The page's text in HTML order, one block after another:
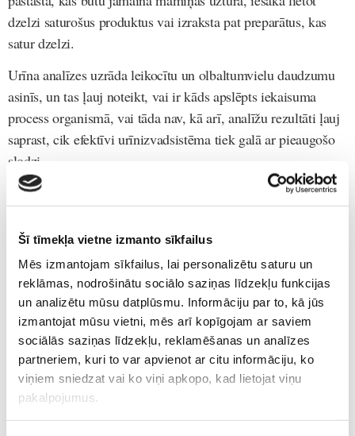
Šī tīmekļa vietne izmanto sīkfailus
Mēs izmantojam sīkfailus, lai personalizētu saturu un
reklāmas, nodrošinātu sociālo saziņas līdzekļu funkcijas
un analizētu mūsu datplūsmu. Informāciju par to, kā jūs
izmantojat mūsu vietni, mēs arī kopīgojam ar saviem
sociālās saziņas līdzekļu, reklamēšanas un analīzes
partneriem, kuri to var apvienot ar citu informāciju, ko
viņiem sniedzat vai ko viņi apkopo, kad lietojat viņu
pakalpojumus.
dzelzi saturošus produktus vai izraksta pat preparātus, kas
satur dzelzi.
Urīna analīzes uzrāda leikocītu un olbaltumvielu daudzumu
asinīs, un tas ļauj noteikt, vai ir kāds apslēpts iekaisuma
process organismā, vai tāda nav, kā arī, analīžu rezultāti ļauj
saprast, cik efektīvi urīnizvadsistēma tiek galā ar pieaugošo
slodzi.
Padomi
Vārdiņa izvēle
Daudzas māmiņas un tēti iedomājas par gaidāmā bērniņa
vārdu, tiklīdz uzzina par grūtniecību, savukārt citi atliek
vārdiņa izvēli uz pašām grūtniecības beigām. Lai arī kad
tu sāktu domāt par mazuļa vārdiņu, pat, ja tas ir pēc viņa
nākšanas pasaulē, pret vārdiņa izvēli jāattiecas atbildīgi
un nopietni!
Katram vārdam pavisam noteikti ir dažas zināmas un